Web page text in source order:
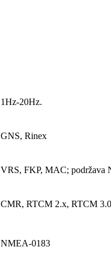
1Hz-20Hz.
GNS, Rinex
VRS, FKP, MAC; podržava
CMR, RTCM 2.x, RTCM
NMEA-0183